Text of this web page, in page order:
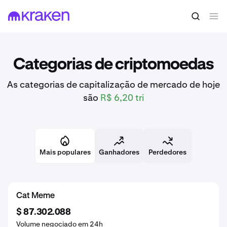
Categorias de criptomoedas
As categorias de capitalização de mercado de hoje
são R$ 6,20 tri
Mais populares Ganhadores Perdedores
Cat Meme
$ 87.302.088
Volume negociado em 24h
DeFi
$ 3.440.461.304
Volume negociado em 24h
Dog Meme
$ 552.934.994
Volume negociado em 24h